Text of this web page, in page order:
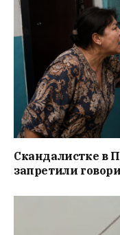
Скандалистке в
запретили